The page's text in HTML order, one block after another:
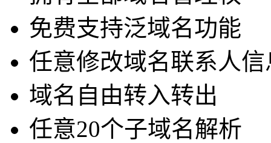
免费支持泛域名功能
任意修改域名联系人信
域名自由转入转出
任意20个子域名解析